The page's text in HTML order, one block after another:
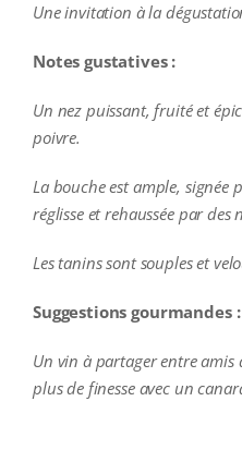
Une invitation à la
Notes gustatives :
Un nez puissant, fruité et
poivre.
La bouche est ample, signée
réglisse et rehaussée par des
Les tanins sont souples et
Suggestions gourmandes :
Un vin à partager entre
plus de finesse avec un